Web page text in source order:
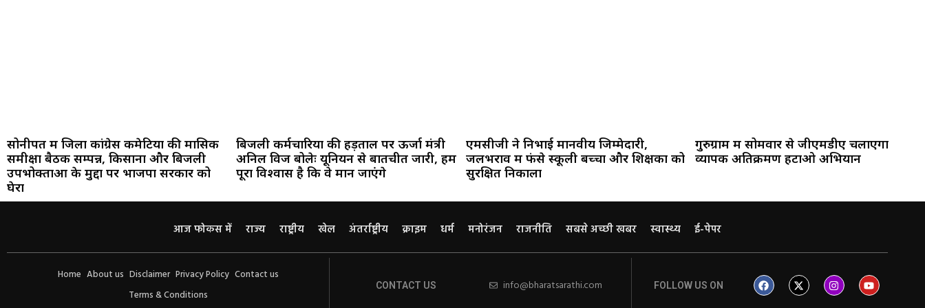
सोनीपत में जिला कांग्रेस कमेटियों की मासिक
समीक्षा बैठक सम्पन्न, किसानों और बिजली
उपभोक्ताओं के मुद्दों पर भाजपा सरकार को
घेरा
बिजली कर्मचारियों की हड़ताल पर ऊर्जा मंत्री
अनिल विज बोलेः यूनियन से बातचीत जारी, हमें
पूरा विश्वास है कि वे मान जाएंगे
एमसीजी ने निभाई मानवीय जिम्मेदारी,
जलभराव में फंसे स्कूली बच्चों और शिक्षकों को
सुरक्षित निकाला
गुरुग्राम में सोमवार से जीएमडीए चलाएगा
व्यापक अतिक्रमण हटाओ अभियान
आज फोकस में राज्य राष्ट्रीय खेल अंतर्राष्ट्रीय क्राइम धर्म मनोरंजन राजनीति सबसे अच्छी खबर स्वास्थ्य ई-पेपर
Home About us Disclaimer Privacy Policy Contact us
Terms & Conditions
CONTACT US info@bharatsarathi.com FOLLOW US ON